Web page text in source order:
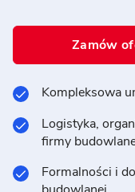
Zamów
Kompleksowa
Logistyka,
firmy
Formalności i